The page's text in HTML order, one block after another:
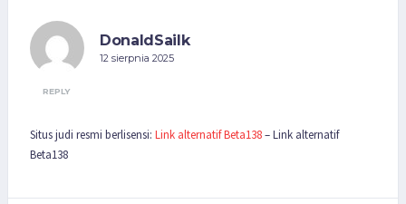
DonaldSailk
12 sierpnia 2025
REPLY
Situs judi resmi berlisensi: Link alternatif Beta138– Link alternatif
Beta138